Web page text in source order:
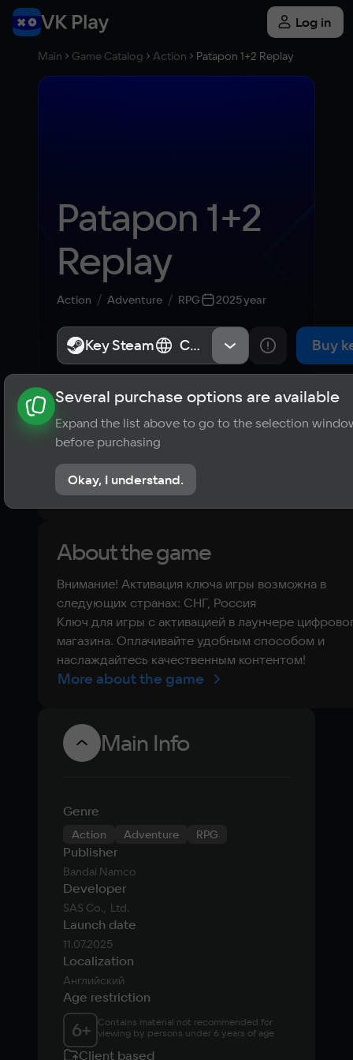
Log in
Main Game Catalog Action Patapon 1+2 Replay
Patapon 1+2
Replay
Action Adventure RPG 2025 year
Key Steam СНГ, Россия Buy
About the game News Requirements
? Player ratings
No reviews
About the game
Внимание! Активация ключа игры возможна в
следующих странах: СНГ, Россия
Ключ для игры с активацией в лаунчере
магазина. Оплачивайте удобным способом и
наслаждайтесь качественным контентом!
More about the game
Main Info
Genre
Action Adventure RPG
Publisher
Bandai Namco
Developer
SAS Co.,  Ltd.
Launch date
11.07.2025
Localization
Английский
Age restriction
6+
Contains material not recommended for
viewing by persons under 6 years of age
Client based
Key Steam СНГ, Россия
Several purchase options are available
Expand the list above to go to the selection
before purchasing
Okay, I understand.